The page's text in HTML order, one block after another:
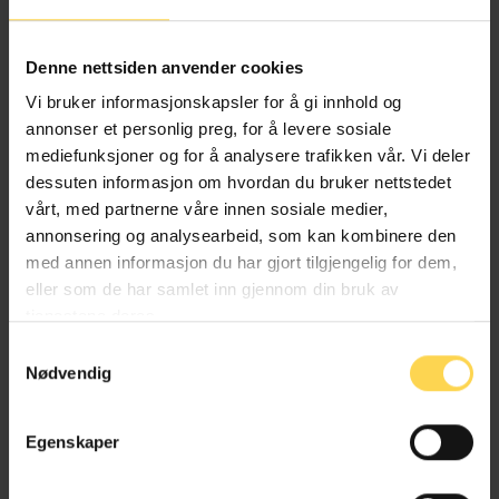
Denne nettsiden anvender cookies
Vi bruker informasjonskapsler for å gi innhold og
annonser et personlig preg, for å levere sosiale
mediefunksjoner og for å analysere trafikken vår. Vi deler
dessuten informasjon om hvordan du bruker nettstedet
vårt, med partnerne våre innen sosiale medier,
annonsering og analysearbeid, som kan kombinere den
med annen informasjon du har gjort tilgjengelig for dem,
eller som de har samlet inn gjennom din bruk av
Nødvendig
Egenskaper
Helse- og omsorgsrett
Angrerettloven
EU/EØS-rett
Forbruker-, kjøps- og konkurranserett